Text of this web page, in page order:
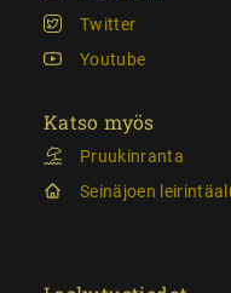
Twitter
Youtube
Katso myös
Pruukinranta
Seinäjoen